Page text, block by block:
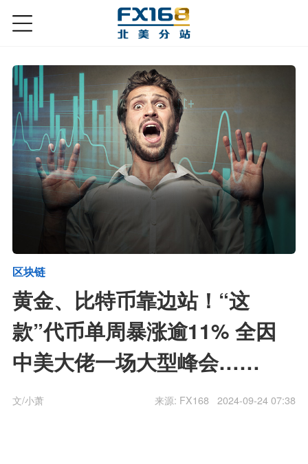
区块链
黄金、比特币靠边站！“这
款”代币单周暴涨逾11% 全因
中美大佬一场大型峰会……
文/小萧 2024-09-24 07:38
来源: FX168